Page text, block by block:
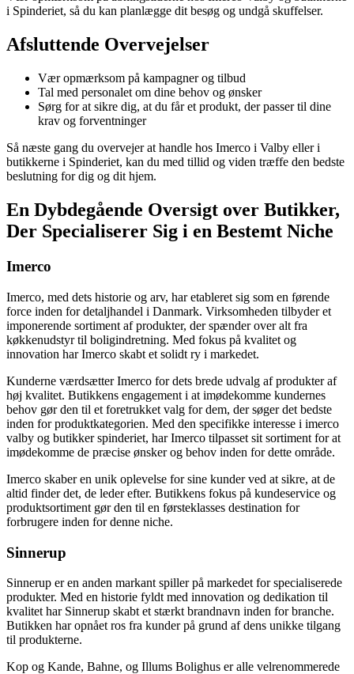
i Spinderiet, så du kan planlægge dit besøg og undgå skuffelser.
Afsluttende Overvejelser
Vær opmærksom på kampagner og tilbud
Tal med personalet om dine behov og ønsker
Sørg for at sikre dig, at du får et produkt, der passer til dine
krav og forventninger
Så næste gang du overvejer at handle hos Imerco i Valby eller i
butikkerne i Spinderiet, kan du med tillid og viden træffe den bedste
beslutning for dig og dit hjem.
En Dybdegående Oversigt over Butikker,
Der Specialiserer Sig i en Bestemt Niche
Imerco
Imerco, med dets historie og arv, har etableret sig som en førende
force inden for detaljhandel i Danmark. Virksomheden tilbyder et
imponerende sortiment af produkter, der spænder over alt fra
køkkenudstyr til boligindretning. Med fokus på kvalitet og
innovation har Imerco skabt et solidt ry i markedet.
Kunderne værdsætter Imerco for dets brede udvalg af produkter af
høj kvalitet. Butikkens engagement i at imødekomme kundernes
behov gør den til et foretrukket valg for dem, der søger det bedste
inden for produktkategorien. Med den specifikke interesse i imerco
valby og butikker spinderiet, har Imerco tilpasset sit sortiment for at
imødekomme de præcise ønsker og behov inden for dette område.
Imerco skaber en unik oplevelse for sine kunder ved at sikre, at de
altid finder det, de leder efter. Butikkens fokus på kundeservice og
produktsortiment gør den til en førsteklasses destination for
forbrugere inden for denne niche.
Sinnerup
Sinnerup er en anden markant spiller på markedet for specialiserede
produkter. Med en historie fyldt med innovation og dedikation til
kvalitet har Sinnerup skabt et stærkt brandnavn inden for branche.
Butikken har opnået ros fra kunder på grund af dens unikke tilgang
til produkterne.
Kop og Kande, Bahne, og Illums Bolighus er alle velrenommerede